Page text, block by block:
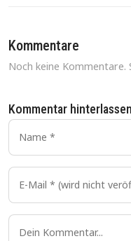
Kommentare
Noch keine Kommentare.
Kommentar hinterlassen